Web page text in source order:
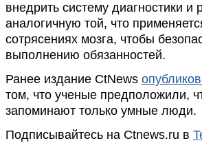
внедрить систему диагностики и
аналогичную той, что
сотрясениях мозга, чтобы
выполнению обязанностей.
Ранее издание CtNews
том, что ученые предположили,
запоминают только умные люди.
Подписывайтесь на Ctnews.ru в